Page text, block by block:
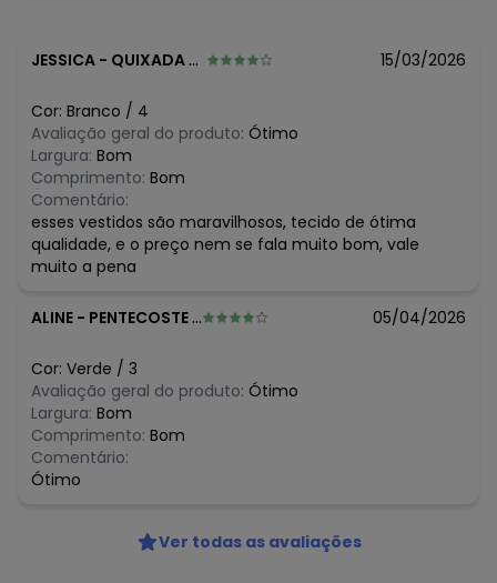
O preço apresentado abaixo é o menor oferecido em
algum dia do mês, para o menor tamanho disponível.
agosto/2026
julho/2026
junho/2026 R$ 23,16
maio/2026 R$ 26,05
abril/2026
março/2026
R$ 24,75
JESSICA - QUIXADA - CE 15/03/2026
Cor: Branco / 4
Avaliação geral do produto: Ótimo
Largura: Bom
Comprimento: Bom
Comentário:
esses vestidos são maravilhosos, tecido de ótima
qualidade, e o preço nem se fala muito bom, vale
muito a pena
ALINE - PENTECOSTE - CE 05/04/2026
Cor: Verde / 3
Avaliação geral do produto: Ótimo
Largura: Bom
Comprimento: Bom
Comentário:
Ótimo
Ver todas as avaliações